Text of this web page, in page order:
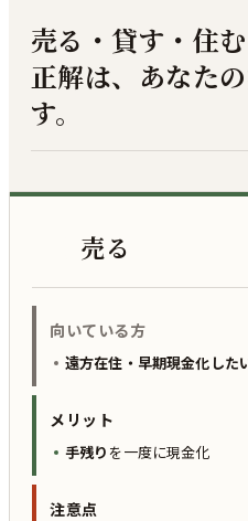
売る・貸す・住む
正解は、あなた
す。
売る
向いている方
遠方在住・早期現金化した
メリット
手残り を一度に現金化
注意点